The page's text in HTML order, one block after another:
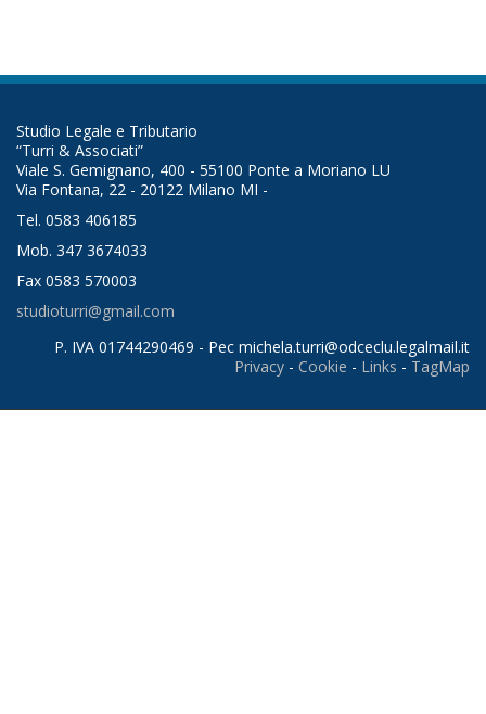
Studio Legale e Tributario
“Turri & Associati”
Viale S. Gemignano, 400 - 55100 Ponte a Moriano LU
Via Fontana, 22 - 20122 Milano MI -
Tel. 0583 406185
Mob. 347 3674033
Fax 0583 570003
studioturri@gmail.com
P. IVA 01744290469 - Pec michela.turri@odceclu.legalmail.it
Privacy - Cookie - Links - TagMap